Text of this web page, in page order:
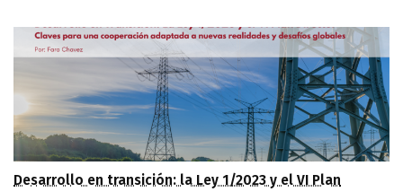
Desarrollo en transición: la Ley 1/2023 y el VI Plan